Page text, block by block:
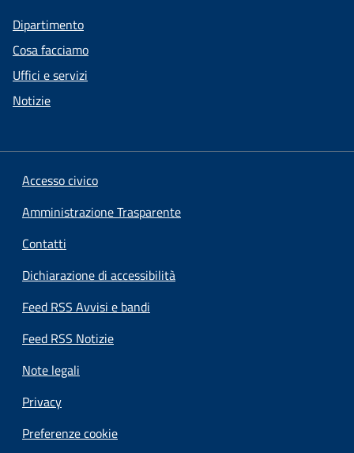
Dipartimento
Cosa facciamo
Uffici e servizi
Notizie
Accesso civico
Amministrazione Trasparente
Contatti
Dichiarazione di accessibilità
Feed RSS Avvisi e bandi
Feed RSS Notizie
Note legali
Privacy
Preferenze cookie